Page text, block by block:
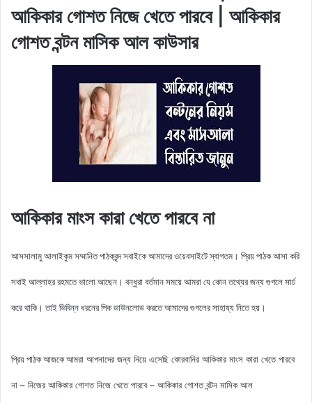
আকিকার গোশত নিজে খেতে পারবে | আকিকার
গোশত বন্টন মাসিক আল কাউসার
আকিকার মাংস কারা খেতে পারবে না
আসসালামু আলাইকুম সম্মানিত পাঠকবৃন্দ সবাইকে আমাদের ওয়েবসাইটে স্বাগতম। প্রিয় পাঠক আসা করি
সবাই আল্লাহর রহমতে ভালো আছেন। বন্ধুরা বর্তমান সময়ে আমরা যে কোন তথ্যের জন্য গুগলে সার্চ
করে থাকি। তাই ভিবিন্ন ধরনের পিক ডাউনলোড করতে আমাদের গুগলের সাহায্য নিতে হয়।
প্রিয় পাঠক আজকেআমরা আপনাদের জন্য নিয়ে এসেছি কোরবানির আকিকার মাংস কারা খেতে পারবে
না – নিজের আকিকার গোশত নিজে খেতে পারবে – আকিকার গোশত বন্টন মাসিক আল